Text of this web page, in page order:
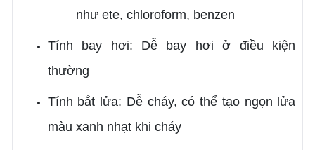
như ete, chloroform, benzen
Tính bay hơi: Dễ bay hơi ở điều kiện
thường
Tính bắt lửa: Dễ cháy, có thể tạo ngọn lửa
màu xanh nhạt khi cháy